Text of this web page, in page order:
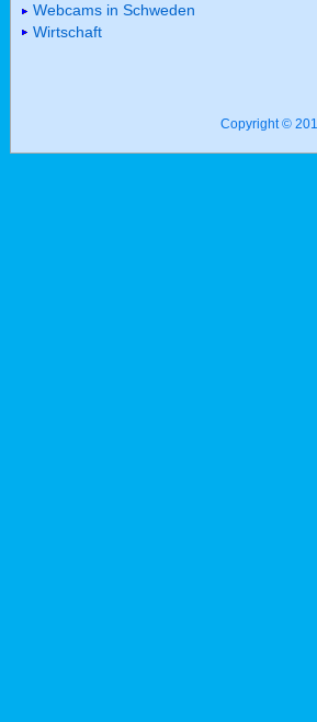
Webcams in Schweden
Wirtschaft
Copyright ©